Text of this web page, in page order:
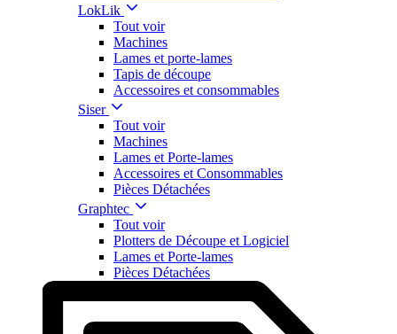
LokLik
Tout voir
Machines
Lames et porte-lames
Tapis de découpe
Accessoires et consommables
Siser
Tout voir
Machines
Lames et Porte-lames
Accessoires et Consommables
Pièces Détachées
Graphtec
Tout voir
Plotters de Découpe et Logiciel
Lames et Porte-lames
Pièces Détachées